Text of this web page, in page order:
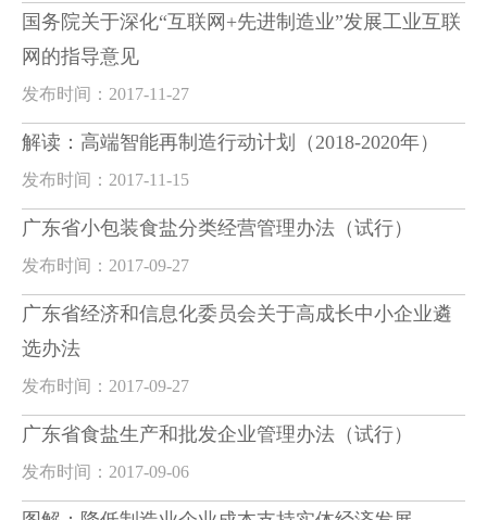
国务院关于深化“互联网+先进制造业”发展工业互联
网的指导意见
发布时间：2017-11-27
解读：高端智能再制造行动计划（2018-2020年）
发布时间：2017-11-15
广东省小包装食盐分类经营管理办法（试行）
发布时间：2017-09-27
广东省经济和信息化委员会关于高成长中小企业遴
选办法
发布时间：2017-09-27
广东省食盐生产和批发企业管理办法（试行）
发布时间：2017-09-06